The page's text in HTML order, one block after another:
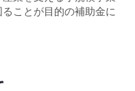
ことが目的の補助金に